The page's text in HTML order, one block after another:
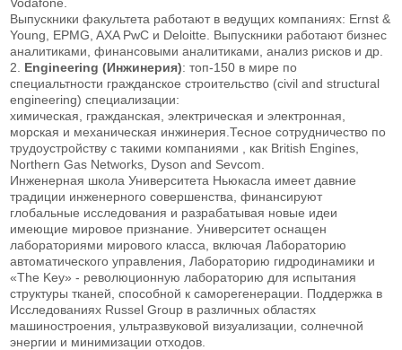
Выпускники факультета работают в ведущих компаниях: Ernst &
Young, EPMG, AXA PwC и Deloitte. Выпускники работают бизнес
аналитиками, финансовыми аналитиками, анализ рисков и др.
2. Engineering (Инжинерия): топ-150 в мире по
специальтности гражданское строительство (civil and structural
engineering) специализации:
химическая, гражданская, электрическая и электронная,
морская и механическая инжинерия.Тесное сотрудничество по
трудоустройству с такими компаниями , как British Engines,
Northern Gas Networks, Dyson and Sevcom.
Инженерная школа Университета Ньюкасла имеет давние
традиции инженерного совершенства, финансируют
глобальные исследования и разрабатывая новые идеи
имеющие мировое признание. Университет оснащен
лабораториями мирового класса, включая Лабораторию
автоматического управления, Лабораторию гидродинамики и
«The Key» - революционную лабораторию для испытания
структуры тканей, способной к саморегенерации. Поддержка в
Исследованиях Russel Group в различных областях
машиностроения, ультразвуковой визуализации, солнечной
энергии и минимизации отходов.